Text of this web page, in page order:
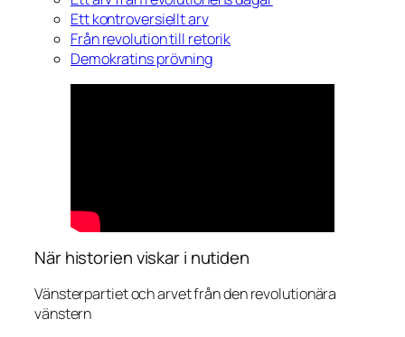
Ett kontroversiellt arv
Från revolution till retorik
Demokratins prövning
När historien viskar i nutiden
Vänsterpartiet och arvet från den revolutionära
vänstern